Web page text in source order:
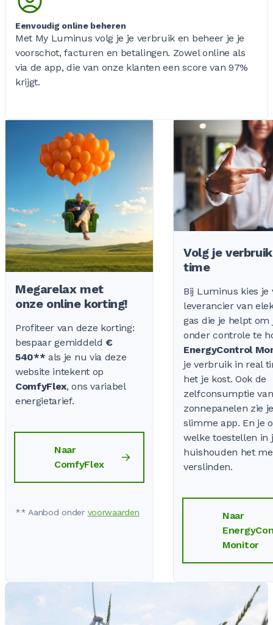
Eenvoudig online beheren
Met My Luminus volg je je verbruik en beheer je je
voorschot, facturen en betalingen. Zowel online als
via de app, die van onze klanten een score van 97%
krijgt.
Megarelax met
onze online korting!
Profiteer van deze korting:
bespaar gemiddeld€
540** als je nu via deze
website intekent op
ComfyFlex, ons variabel
energietarief.
Naar
ComfyFlex
** Aanbod onder voorwaarden
Volg je
time
Bij Luminus kies je
leverancier van
gas die je helpt
onder controle te
EnergyControl
je verbruik in real
het je kost. Ook de
zelfconsumptie
zonnepanelen zie
slimme app. En je
welke toestellen in
huishouden het
verslinden.
Naar
Monitor